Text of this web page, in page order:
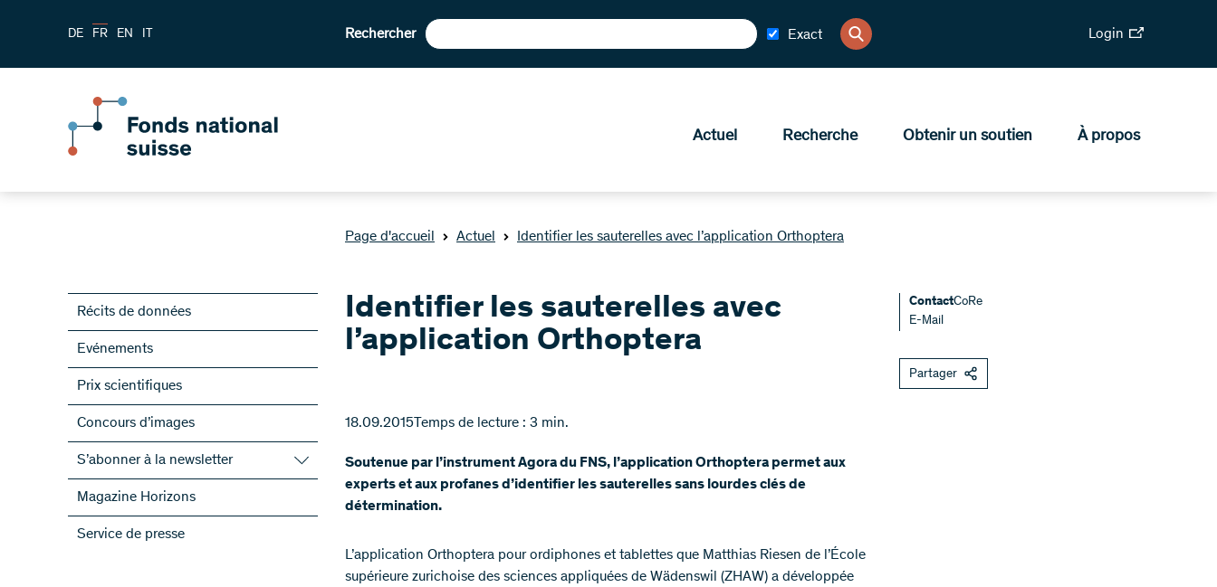
DE FR EN IT Rechercher Exact Login
Actuel Recherche Obtenir un soutien À propos
Page d'accueil Actuel Identifier les sauterelles avec l’application Orthoptera
Récits de données
Evénements
Prix scientifiques
Concours d’images
S’abonner à la newsletter
S’abonner à la newsletter du FNS
S’abonner aux newsletter des PRN
ScienceGeist
Magazine Horizons
Service de presse
Identifier les sauterelles avec
l’application Orthoptera
18.09.2015 Temps de lecture : 3 min.
Soutenue par l’instrument Agora du FNS, l’application Orthoptera permet aux
experts et aux profanes d’identifier les sauterelles sans lourdes clés de
détermination.
L’application Orthoptera pour ordiphones et tablettes que Matthias Riesen de l’École
supérieure zurichoise des sciences appliquées de Wädenswil (ZHAW) a développée
ContactCoRe
E-Mail
Partager